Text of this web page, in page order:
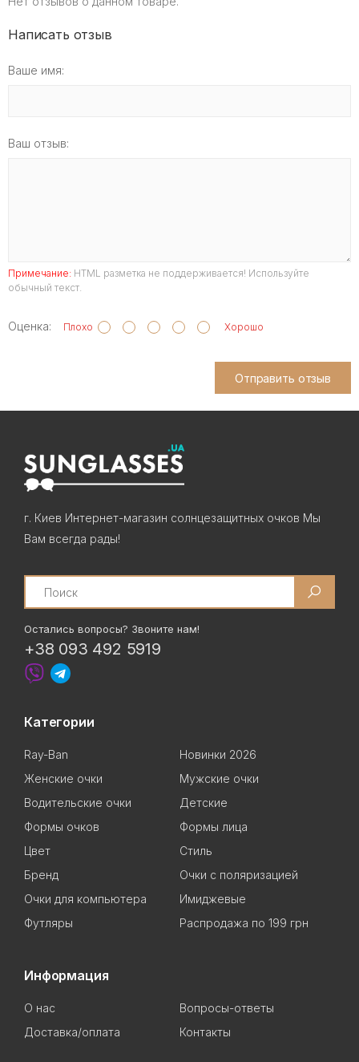
Написать отзыв
Ваше имя:
Ваш отзыв:
Примечание: HTML разметка не поддерживается! Используйте
обычный текст.
Оценка: Плохо Хорошо
Отправить отзыв
г. Киев Интернет-магазин солнцезащитных очков Мы
Вам всегда рады!
Search
Остались вопросы? Звоните нам!
+38 093 492 5919
Категории
Ray-Ban
Новинки 2026
Женские очки
Мужские очки
Водительские очки
Детские
Формы очков
Формы лица
Цвет
Стиль
Бренд
Очки с поляризацией
Очки для компьютера
Имиджевые
Футляры
Распродажа по 199 грн
Информация
О нас
Вопросы-ответы
Доставка/оплата
Контакты